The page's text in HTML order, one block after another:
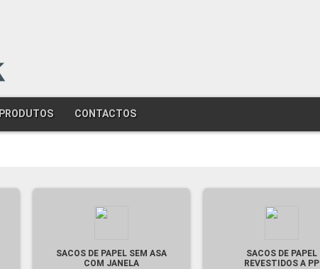
PRODUTOS CONTACTOS
SACOS DE PAPEL SEM ASA
COM JANELA
SACOS DE PAPEL
REVESTIDOS A PP